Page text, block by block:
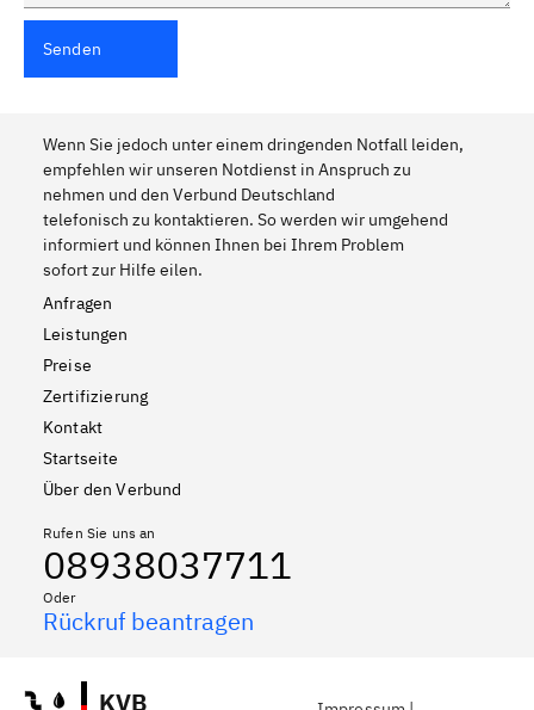
Senden
Wenn Sie jedoch unter einem dringenden Notfall leiden,
empfehlen wir unseren Notdienst in Anspruch zu
nehmen und den Verbund Deutschland
telefonisch zu kontaktieren. So werden wir umgehend
informiert und können Ihnen bei Ihrem Problem
sofort zur Hilfe eilen.
Anfragen
Leistungen
Preise
Zertifizierung
Kontakt
Startseite
Über den Verbund
Rufen Sie uns an
08938037711
Oder
Rückruf beantragen
KVB